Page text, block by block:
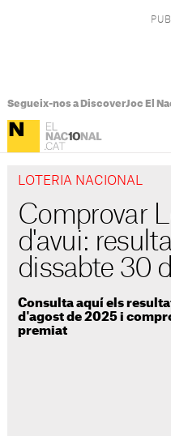
Segueix-nos a DiscoverJoc El
LOTERIA NACIONAL
Comprovar
d'avui:
dissabte 30
Consulta aquí els
d'agost de 2025 i
premiat